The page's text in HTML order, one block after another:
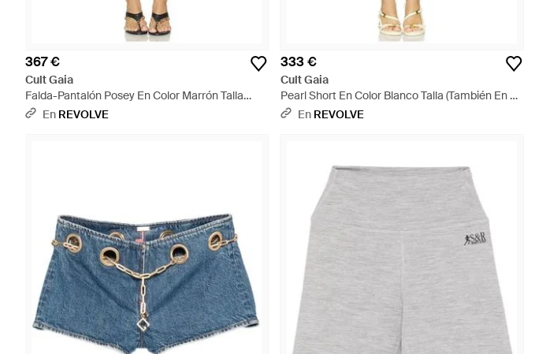
367 €
Cult Gaia
Falda-Pantalón Posey En Color Marrón Talla
(También En 2, 4, 6, 10) - Multicolor
En REVOLVE
333 €
Cult Gaia
Pearl Short En Color Blanco Talla (También En 2,
4, 6, 8, 10) - Blanco
En REVOLVE